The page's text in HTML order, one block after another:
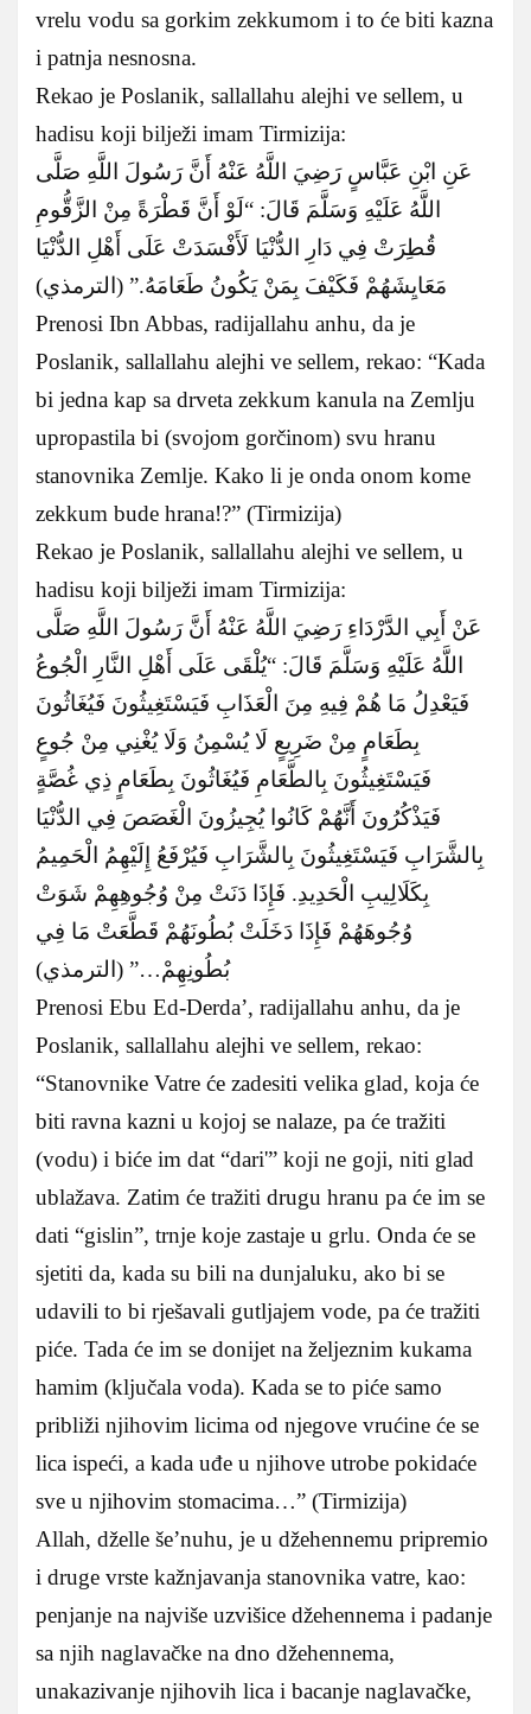
vrelu vodu sa gorkim zekkumom i to će biti kazna
i patnja nesnosna.
Rekao je Poslanik, sallallahu alejhi ve sellem, u
hadisu koji bilježi imam Tirmizija:
عَنِ ابْنِ عَبَّاسٍ رَضِيَ اللَّهُ عَنْهُ أَنَّ رَسُولَ اللَّهِ صَلَّى
اللَّهُ عَلَيْهِ وَسَلَّمَ قَالَ: “لَوْ أَنَّ قَطْرَةً مِنْ الزَّقُّومِ
قُطِرَتْ فِي دَارِ الدُّنْيَا لَأَفْسَدَتْ عَلَى أَهْلِ الدُّنْيَا
مَعَايِشَهُمْ فَكَيْفَ بِمَنْ يَكُونُ طَعَامَهُ.” (الترمذي)
Prenosi Ibn Abbas, radijallahu anhu, da je
Poslanik, sallallahu alejhi ve sellem, rekao: “Kada
bi jedna kap sa drveta zekkum kanula na Zemlju
upropastila bi (svojom gorčinom) svu hranu
stanovnika Zemlje. Kako li je onda onom kome
zekkum bude hrana!?” (Tirmizija)
Rekao je Poslanik, sallallahu alejhi ve sellem, u
hadisu koji bilježi imam Tirmizija:
عَنْ أَبِي الدَّرْدَاءِ رَضِيَ اللَّهُ عَنْهُ أَنَّ رَسُولَ اللَّهِ صَلَّى
اللَّهُ عَلَيْهِ وَسَلَّمَ قَالَ: “يُلْقَى عَلَى أَهْلِ النَّارِ الْجُوعُ
فَيَعْدِلُ مَا هُمْ فِيهِ مِنَ الْعَذَابِ فَيَسْتَغِيثُونَ فَيُغَاثُونَ
بِطَعَامٍ مِنْ ضَرِيعٍ لَا يُسْمِنُ وَلَا يُغْنِي مِنْ جُوعٍ
فَيَسْتَغِيثُونَ بِالطَّعَامِ فَيُغَاثُونَ بِطَعَامٍ ذِي غُصَّةٍ
فَيَذْكُرُونَ أَنَّهُمْ كَانُوا يُجِيزُونَ الْغَصَصَ فِي الدُّنْيَا
بِالشَّرَابِ فَيَسْتَغِيثُونَ بِالشَّرَابِ فَيُرْفَعُ إِلَيْهِمُ الْحَمِيمُ
بِكَلَالِيبِ الْحَدِيدِ. فَإِذَا دَنَتْ مِنْ وُجُوهِهِمْ شَوَتْ
وُجُوهَهُمْ فَإِذَا دَخَلَتْ بُطُونَهُمْ قَطَّعَتْ مَا فِي
بُطُونِهِمْ…” (الترمذي)
Prenosi Ebu Ed-Derda’, radijallahu anhu, da je
Poslanik, sallallahu alejhi ve sellem, rekao:
“Stanovnike Vatre će zadesiti velika glad, koja će
biti ravna kazni u kojoj se nalaze, pa će tražiti
(vodu) i biće im dat “dari'” koji ne goji, niti glad
ublažava. Zatim će tražiti drugu hranu pa će im se
dati “gislin”, trnje koje zastaje u grlu. Onda će se
sjetiti da, kada su bili na dunjaluku, ako bi se
udavili to bi rješavali gutljajem vode, pa će tražiti
piće. Tada će im se donijet na željeznim kukama
hamim (ključala voda). Kada se to piće samo
približi njihovim licima od njegove vrućine će se
lica ispeći, a kada uđe u njihove utrobe pokidaće
sve u njihovim stomacima…” (Tirmizija)
Allah, dželle še’nuhu, je u džehennemu pripremio
i druge vrste kažnjavanja stanovnika vatre, kao:
penjanje na najviše uzvišice džehennema i padanje
sa njih naglavačke na dno džehennema,
unakazivanje njihovih lica i bacanje naglavačke,